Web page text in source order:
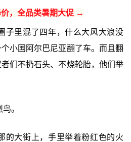
，全品类暑期大促 →
子里混了四年，什么大风大浪没
小国阿尔巴尼亚翻了车。而且翻
们不扔石头、不烧轮胎，他们举
。
的大街上，手里举着粉红色的火